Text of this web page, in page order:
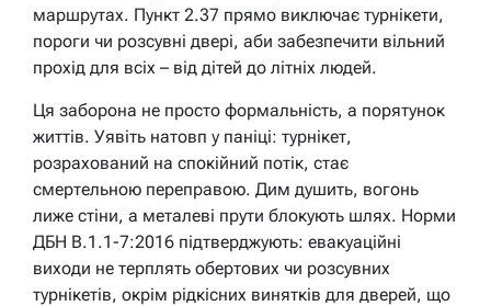
маршрутах. Пункт 2.37 прямо виключає турнікети,
пороги чи розсувні двері, аби забезпечити вільний
прохід для всіх – від дітей до літніх людей.
Ця заборона не просто формальність, а порятунок
життів. Уявіть натовп у паніці: турнікет,
розрахований на спокійний потік, стає
смертельною переправою. Дим душить, вогонь
лиже стіни, а металеві прути блокують шлях. Норми
ДБН В.1.1-7:2016 підтверджують: евакуаційні
виходи не терплять обертових чи розсувних
турнікетів, окрім рідкісних винятків для дверей, що